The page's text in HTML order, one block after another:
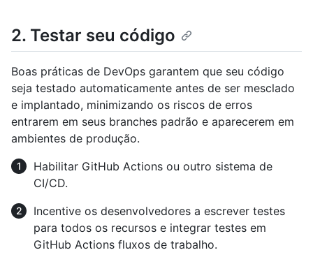
2. Testar seu código
Boas práticas de DevOps garantem que seu código
seja testado automaticamente antes de ser mesclado
e implantado, minimizando os riscos de erros
entrarem em seus branches padrão e aparecerem em
ambientes de produção.
Habilitar GitHub Actions ou outro sistema de
CI/CD.
Incentive os desenvolvedores a escrever testes
para todos os recursos e integrar testes em
GitHub Actions fluxos de trabalho.